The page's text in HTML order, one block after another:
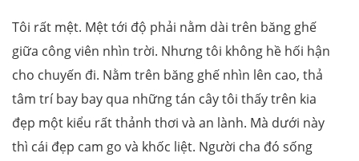
Tôi rất mệt. Mệt tới độ phải nằm dài trên băng ghế
giữa công viên nhìn trời. Nhưng tôi không hề hối hận
cho chuyến đi. Nằm trên băng ghế nhìn lên cao, thả
tâm trí bay bay qua những tán cây tôi thấy trên kia
đẹp một kiểu rất thảnh thơi và an lành. Mà dưới này
thì cái đẹp cam go và khốc liệt. Người cha đó sống